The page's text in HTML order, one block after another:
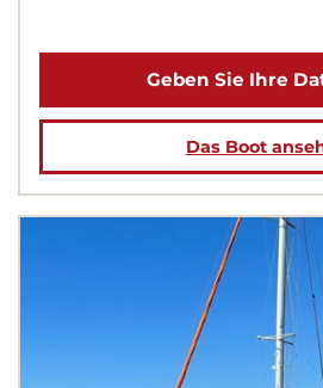
Geben Sie Ihre
Das Boot